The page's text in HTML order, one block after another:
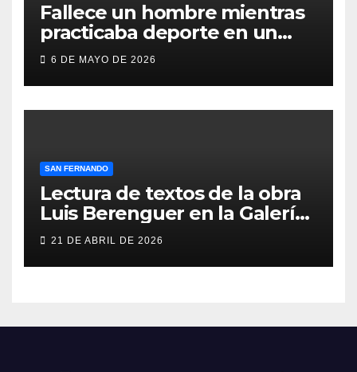
Fallece un hombre mientras
practicaba deporte en un
gimnasio de San Fernando
6 DE MAYO DE 2026
SAN FERNANDO
Lectura de textos de la obra
Luis Berenguer en la Galería
ERA
21 DE ABRIL DE 2026